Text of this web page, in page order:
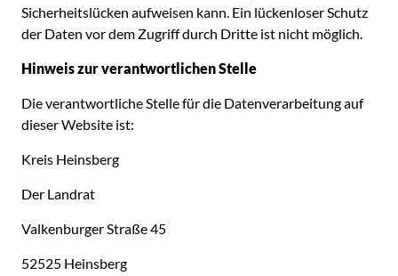
Sicherheitslücken aufweisen kann. Ein lückenloser Schutz
der Daten vor dem Zugriff durch Dritte ist nicht möglich.
Hinweis zur verantwortlichen Stelle
Die verantwortliche Stelle für die Datenverarbeitung auf
dieser Website ist:
Kreis Heinsberg
Der Landrat
Valkenburger Straße 45
52525 Heinsberg